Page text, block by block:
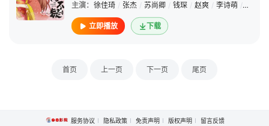
主演： 徐佳琦 / 张杰 / 苏尚卿 / 钱琛 / 赵爽 / 李诗萌 / 宝木中
立即播放 下载
首页 上一页 下一页 尾页
服务协议 隐私政策 免责声明 版权声明
留言反馈